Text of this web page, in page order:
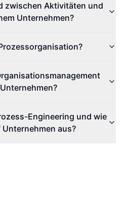
zwischen Aktivitäten und
Unternehmen?
Engineering und wie
aus?